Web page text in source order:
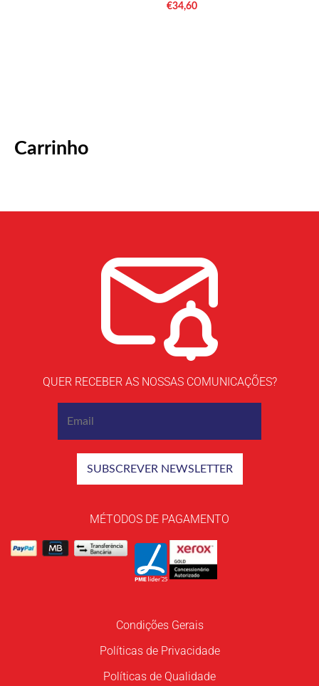
Carrinho
€34,60
QUER RECEBER AS NOSSAS COMUNICAÇÕES?
MÉTODOS DE PAGAMENTO
Condições Gerais
Políticas de Privacidade
Políticas de Qualidade